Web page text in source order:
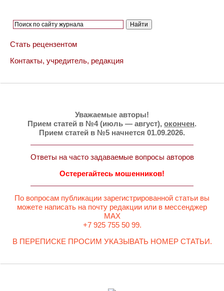
Стать рецензентом
Контакты, учредитель, редакция
Уважаемые авторы!
Прием статей в №4 (июль — август), окончен.
Прием статей в №5 начнется 01.09.2026.
Ответы на часто задаваемые вопросы авторов
Остерегайтесь мошенников!
По вопросам публикации зарегистрированной статьи вы
можете написать на почту редакции или в мессенджер
MAX
+7 925 755 50 99.
В ПЕРЕПИСКЕ ПРОСИМ УКАЗЫВАТЬ НОМЕР СТАТЬИ.